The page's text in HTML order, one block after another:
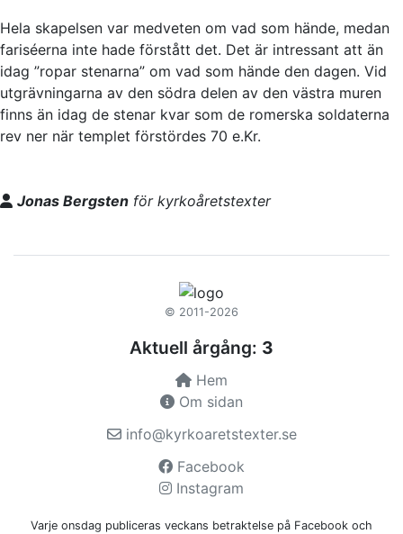
Hela skapelsen var medveten om vad som hände, medan
fariséerna inte hade förstått det. Det är intressant att än
idag ”ropar stenarna” om vad som hände den dagen. Vid
utgrävningarna av den södra delen av den västra muren
finns än idag de stenar kvar som de romerska soldaterna
rev ner när templet förstördes 70 e.Kr.
Jonas Bergsten för kyrkoåretstexter
© 2011-2026
Aktuell årgång: 3
Hem
Om sidan
info@kyrkoaretstexter.se
Facebook
Instagram
Varje onsdag publiceras veckans betraktelse på Facebook och